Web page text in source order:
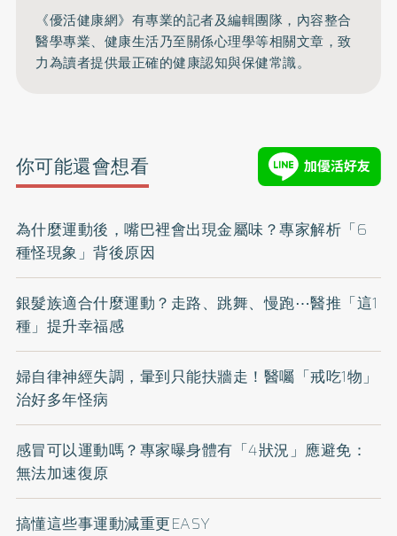
《優活健康網》有專業的記者及編輯團隊，內容整合
醫學專業、健康生活乃至關係心理學等相關文章，致
力為讀者提供最正確的健康認知與保健常識。
你可能還會想看
為什麼運動後，嘴巴裡會出現金屬味？專家解析「6
種怪現象」背後原因
銀髮族適合什麼運動？走路、跳舞、慢跑⋯醫推「這1
種」提升幸福感
婦自律神經失調，暈到只能扶牆走！醫囑「戒吃1物」
治好多年怪病
感冒可以運動嗎？專家曝身體有「4狀況」應避免：
無法加速復原
搞懂這些事運動減重更EASY